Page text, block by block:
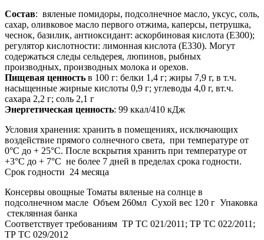
Состав: вяленые помидоры, подсолнечное масло, уксус, соль,
сахар, оливковое масло первого отжима, каперсы, петрушка,
чеснок, базилик, антиоксидант: аскорбиновая кислота (Е300);
регулятор кислотности: лимонная кислота (Е330). Могут
содержаться следы сельдерея, люпинов, рыбных
производных, производных молока и орехов.
Пищевая ценность в 100 г: белки 1,4 г; жиры 7,9 г, в т.ч.
насыщенные жирные кислоты 0,9 г; углеводы 4,0 г, вт.ч.
сахара 2,2 г; соль 2,1 г
Энергетическая ценность: 99 ккал/410 кДж
Условия хранения: хранить в помещениях, исключающих
воздействие прямого солнечного света, при температуре от
0°С до + 25°С. После вскрытия хранить при температуре от
+3°С до + 7°С не более 7 дней в пределах срока годности.
Срок годности 24 месяца
Консервы овощные Томаты вяленые на солнце в
подсолнечном масле Объем 260мл Сухой вес 120 г Упаковка
стеклянная банка
Соответствует требованиям ТР ТС 021/2011; ТР ТС 022/2011;
ТР ТС 029/2012